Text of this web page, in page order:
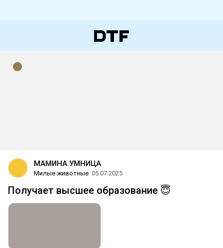
МАМИНА УМНИЦА
Милые животные 05.07.2025
Получает высшее образование 😇